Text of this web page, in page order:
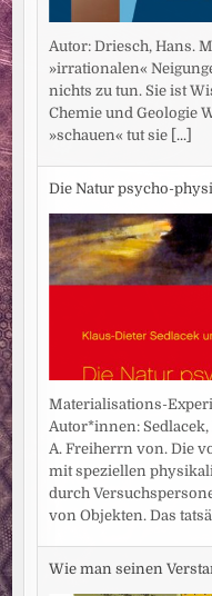
Autor: Driesch, Hans.
»irrationalen«
nichts zu tun. Sie ist
Chemie und Geologie
»schauen« tut sie [...]
Die Natur psycho-
Materialisations-
Autor*innen:
A. Freiherrn von. Die
mit speziellen
durch
von Objekten. Das
Wie man seinen